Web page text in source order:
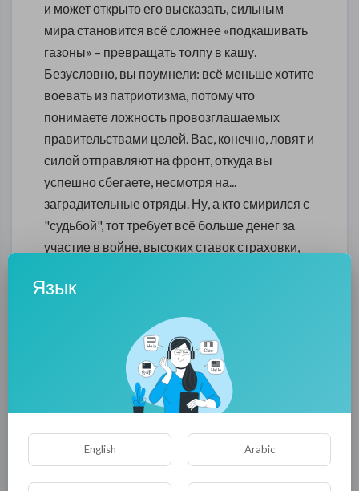
и может открыто его высказать, сильным
мира становится всё сложнее «подкашивать
газоны» – превращать толпу в кашу.
Безусловно, вы поумнели: всё меньше хотите
воевать из патриотизма, потому что
понимаете ложность провозглашаемых
правительствами целей. Вас, конечно, ловят и
силой отправляют на фронт, откуда вы
успешно сбегаете, несмотря на...
заградительные отряды. Ну, а кто смирился с
"судьбой", тот требует всё больше денег за
участие в войне, высоких ставок страховки,
гибели, тп. Конечно, вам всё это обещают, но...
как и цели, за которые вас агитируют и
посылают на смерть – ложь.
Всё больше и больше простых людей это
одновременно по всему миру... И что
прикажете сильным мира с этим делать?
Определить каждому пособие, чтобы вы и
Язык
English Arabic